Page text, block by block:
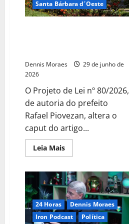
Santa Bárbara d´Oeste
Dennis Moraes
29 de junho de
2026
O Projeto de Lei nº 80/2026,
de autoria do prefeito
Rafael Piovezan, altera o
caput do artigo...
Leia Mais
24 Horas
Dennis Moraes
Iron Podcast
Política